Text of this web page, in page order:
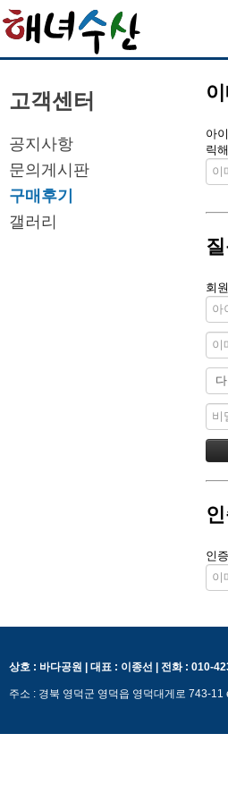
고객센터
공지사항
문의게시판
구매후기
갤러리
아
릭
회
인
상호 : 바다공원 | 대표 : 이종선 | 전화 : 010-
주소 : 경북 영덕군 영덕읍 영덕대게로 743-